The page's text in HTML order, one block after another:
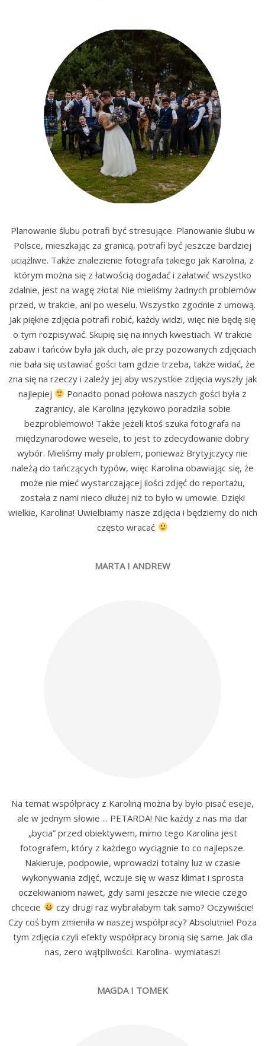
Planowanie ślubu potrafi być stresujące. Planowanie ślubu w
Polsce, mieszkając za granicą, potrafi być jeszcze bardziej
uciążliwe. Także znalezienie fotografa takiego jak Karolina, z
którym można się z łatwością dogadać i załatwić wszystko
zdalnie, jest na wagę złota! Nie mieliśmy żadnych problemów
przed, w trakcie, ani po weselu. Wszystko zgodnie z umową.
Jak piękne zdjęcia potrafi robić, każdy widzi, więc nie będę się
o tym rozpisywać. Skupię się na innych kwestiach. W trakcie
zabaw i tańców była jak duch, ale przy pozowanych zdjęciach
nie bała się ustawiać gości tam gdzie trzeba, także widać, że
zna się na rzeczy i zależy jej aby wszystkie zdjęcia wyszły jak
najlepiej
Ponadto ponad połowa naszych gości była z
zagranicy, ale Karolina językowo poradziła sobie
bezproblemowo! Także jeżeli ktoś szuka fotografa na
międzynarodowe wesele, to jest to zdecydowanie dobry
wybór. Mieliśmy mały problem, ponieważ Brytyjczycy nie
należą do tańczących typów, więc Karolina obawiając się, że
może nie mieć wystarczającej ilości zdjęć do reportażu,
została z nami nieco dłużej niż to było w umowie. Dzięki
wielkie, Karolina! Uwielbiamy nasze zdjęcia i będziemy do nich
często wracać
MARTA I ANDREW
Na temat współpracy z Karoliną można by było pisać eseje,
ale w jednym słowie ... PETARDA! Nie każdy z nas ma dar
„bycia” przed obiektywem, mimo tego Karolina jest
fotografem, który z każdego wyciągnie to co najlepsze.
Nakieruje, podpowie, wprowadzi totalny luz w czasie
wykonywania zdjęć, wczuje się w wasz klimat i sprosta
oczekiwaniom nawet, gdy sami jeszcze nie wiecie czego
chcecie
czy drugi raz wybrałabym tak samo? Oczywiście!
Czy coś bym zmieniła w naszej współpracy? Absolutnie! Poza
tym zdjęcia czyli efekty współpracy bronią się same. Jak dla
nas, zero wątpliwości. Karolina- wymiatasz!
MAGDA I TOMEK